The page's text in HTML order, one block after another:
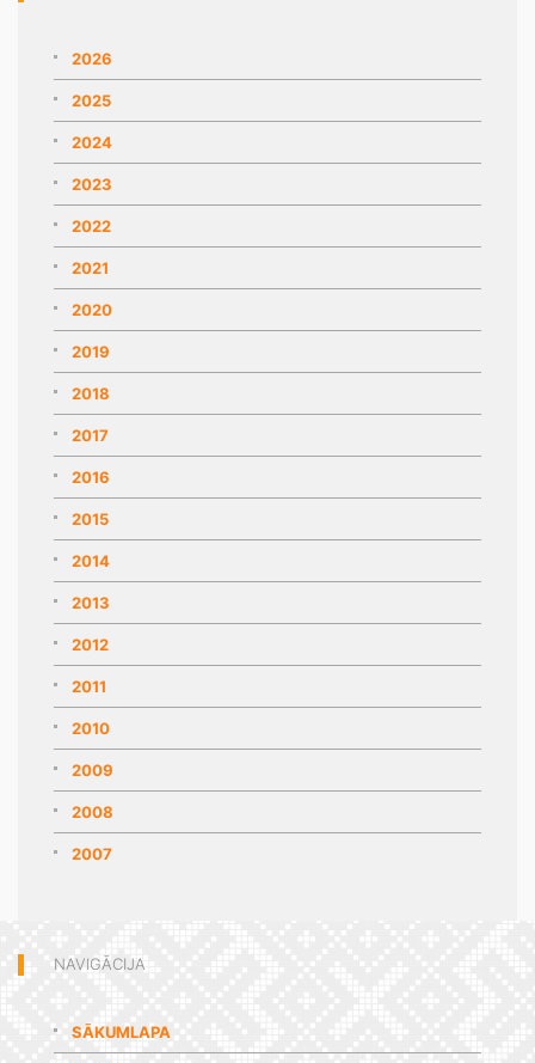
2026
2025
2024
2023
2022
2021
2020
2019
2018
2017
2016
2015
2014
2013
2012
2011
2010
2009
2008
2007
NAVIGĀCIJA
SĀKUMLAPA